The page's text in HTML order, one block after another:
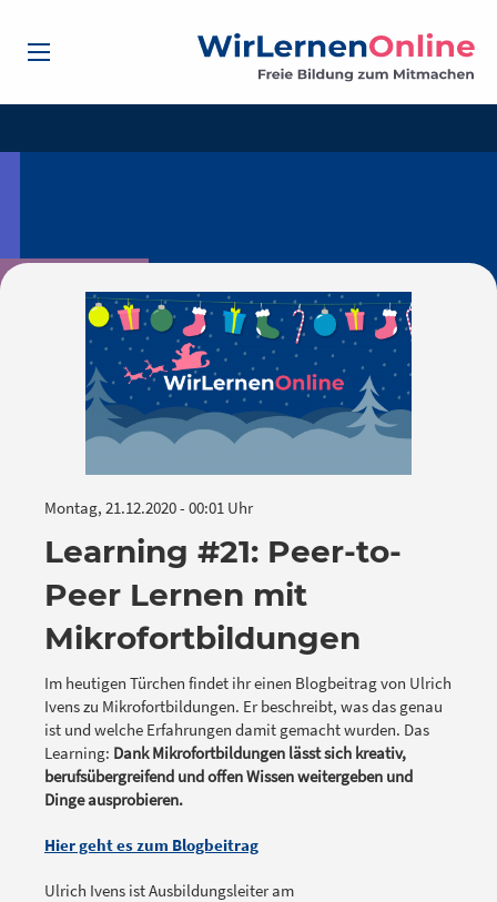
Montag, 21.12.2020 - 00:01 Uhr
Learning #21: Peer-to-
Peer Lernen mit
Mikrofortbildungen
Im heutigen Türchen findet ihr einen Blogbeitrag von Ulrich
Ivens zu Mikrofortbildungen. Er beschreibt, was das genau
ist und welche Erfahrungen damit gemacht wurden. Das
Learning: Dank Mikrofortbildungen lässt sich kreativ,
berufsübergreifend und offen Wissen weitergeben und
Dinge ausprobieren.
Hier geht es zum Blogbeitrag
Ulrich Ivens ist Ausbildungsleiter am